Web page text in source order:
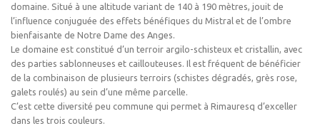
domaine. Situé à une altitude variant de 140 à 190 mètres, jouit de
l’influence conjuguée des effets bénéfiques du Mistral et de l’ombre
bienfaisante de Notre Dame des Anges.
Le domaine est constitué d’un terroir argilo-schisteux et cristallin, avec
des parties sablonneuses et caillouteuses. Il est fréquent de bénéficier
de la combinaison de plusieurs terroirs (schistes dégradés, grès rose,
galets roulés) au sein d’une même parcelle.
C’est cette diversité peu commune qui permet à Rimauresq d’exceller
dans les trois couleurs.